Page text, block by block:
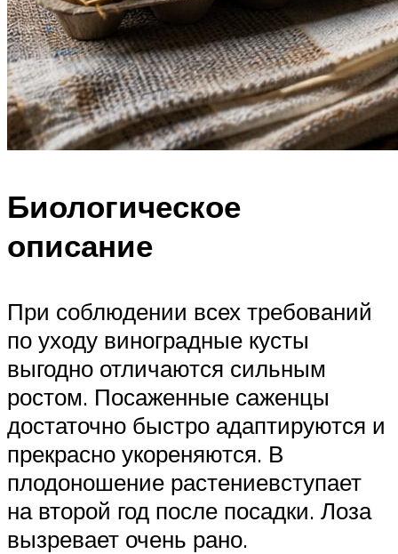
Биологическое
описание
При соблюдении всех требований
по уходу виноградные кусты
выгодно отличаются сильным
ростом. Посаженные саженцы
достаточно быстро адаптируются и
прекрасно укореняются. В
плодоношение растениевступает
на второй год после посадки. Лоза
вызревает очень рано.